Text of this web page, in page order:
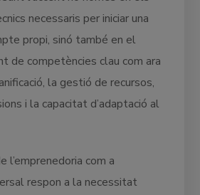
necessaris per iniciar una
propi, sinó també en el
de competències clau com ara
la gestió de recursos,
i la capacitat d’adaptació al
l’emprenedoria com a
respon a la necessitat